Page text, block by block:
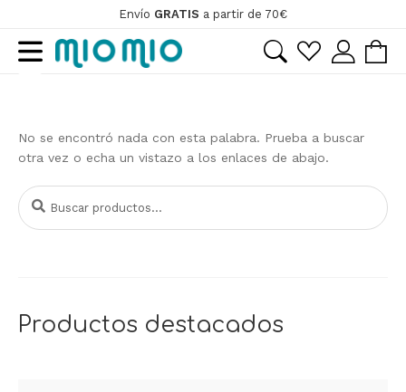
Envío GRATIS a partir de 70€
Ir
a
Ir
al
No se encontró nada con esta palabra. Prueba a buscar
otra vez o echa un vistazo a los enlaces de abajo.
Buscar
por:
Buscar
Productos destacados